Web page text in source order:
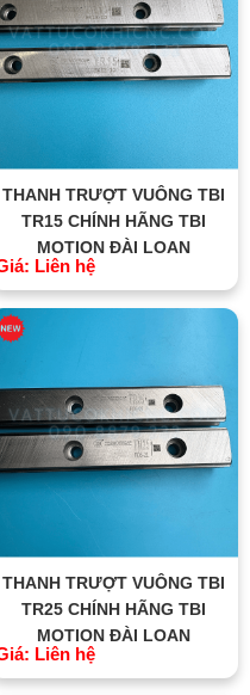
THANH TRƯỢT VUÔNG TBI
TR15 CHÍNH HÃNG TBI
MOTION ĐÀI LOAN
Liên hệ
THANH TRƯỢT VUÔNG TBI
TR25 CHÍNH HÃNG TBI
MOTION ĐÀI LOAN
Liên hệ